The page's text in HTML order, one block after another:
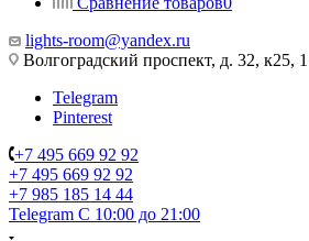
lights-room@yandex.ru
Волгоградский проспект, д. 32, к25,
Telegram
Pinterest
+7 495 669 92 92
+7 495 669 92 92
+7 985 185 14 44
Telegram С 10:00 до 21:00